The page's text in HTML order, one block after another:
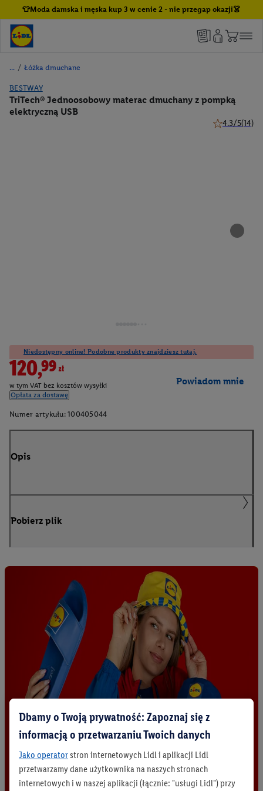
👕Moda damska i męska kup 3 w cenie 2 - nie przegap okazji👗
/ Łóżka dmuchane
BESTWAY
TriTech® Jednoosobowy materac dmuchany z pompką
elektryczną USB
4.3/5(14)
Niedostępny online! Podobne produkty znajdziesz tutaj.
120,99zł
w tym VAT bez kosztów wysyłki
Opłata za dostawę
Powiadom mnie
Numer artykułu: 100405044
Opis
Pobierz plik
Dbamy o Twoją prywatność: Zapoznaj się z
informacją o przetwarzaniu Twoich danych
Jako operatorstron internetowych Lidl i aplikacji Lidl
przetwarzamy dane użytkownika na naszych stronach
internetowych i w naszej aplikacji (łącznie: "usługi Lidl") przy